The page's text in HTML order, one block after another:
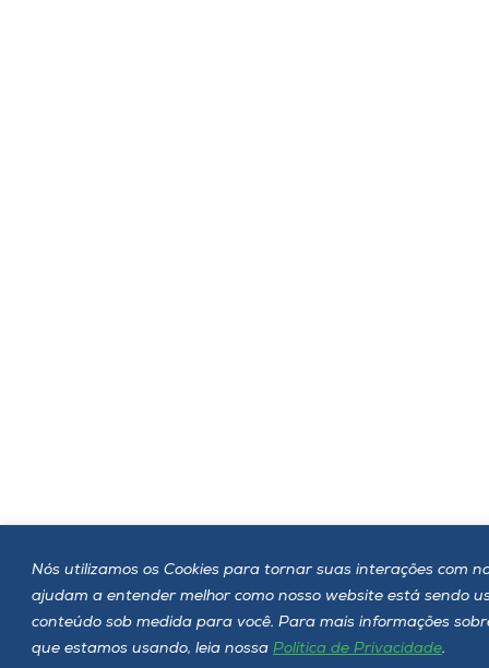
Nós utilizamos os Cookies para tornar suas interações com
ajudam a entender melhor como nosso website está sendo
conteúdo sob medida para você. Para mais informações
que estamos usando, leia nossa Política de Privacidade.